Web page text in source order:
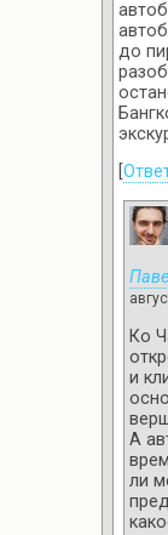
до
Ко
и
А
ли